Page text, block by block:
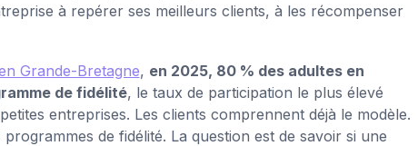
à repérer ses meilleurs clients, à les récompenser
Grande-Bretagne, en 2025, 80 % des adultes en
de fidélité, le taux de participation le plus élevé
entreprises. Les clients comprennent déjà le modèle.
de fidélité. La question est de savoir si une